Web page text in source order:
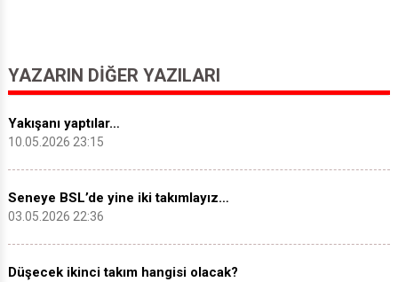
YAZARIN DIĞER YAZILARI
Yakışanı yaptılar…
10.05.2026 23:15
Seneye BSL’de yine iki takımlayız…
03.05.2026 22:36
Düşecek ikinci takım hangisi olacak?